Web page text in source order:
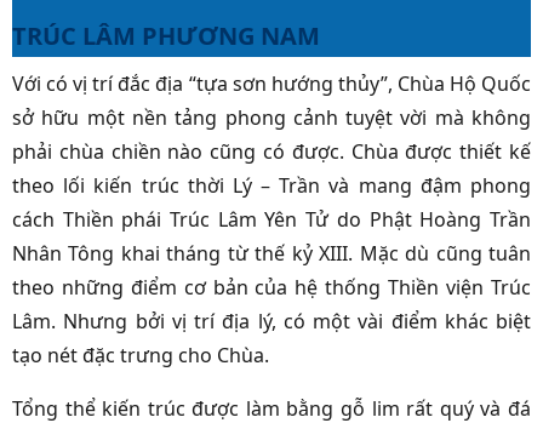
TRÚC LÂM PHƯƠNG NAM
Với có vị trí đắc địa “tựa sơn hướng thủy”, Chùa Hộ Quốc
sở hữu một nền tảng phong cảnh tuyệt vời mà không
phải chùa chiền nào cũng có được. Chùa được thiết kế
theo lối kiến trúc thời Lý – Trần và mang đậm phong
cách Thiền phái Trúc Lâm Yên Tử do Phật Hoàng Trần
Nhân Tông khai tháng từ thế kỷ XIII. Mặc dù cũng tuân
theo những điểm cơ bản của hệ thống Thiền viện Trúc
Lâm. Nhưng bởi vị trí địa lý, có một vài điểm khác biệt
tạo nét đặc trưng cho Chùa.
Tổng thể kiến trúc được làm bằng gỗ lim rất quý và đá